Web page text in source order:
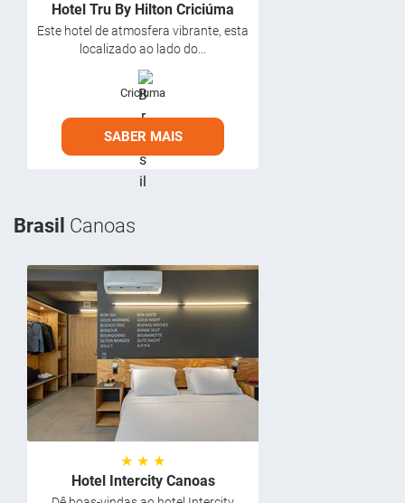
Hotel Tru By Hilton Criciúma
Este hotel de atmosfera vibrante, esta
localizado ao lado do...
Criciuma
SABER MAIS
Brasil Canoas
★ ★ ★
Hotel Intercity Canoas